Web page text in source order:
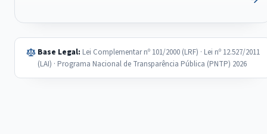
Base Legal: Lei Complementar nº 101/2000 (LRF) · Lei nº 12.527/2011
(LAI) · Programa Nacional de Transparência Pública (PNTP) 2026